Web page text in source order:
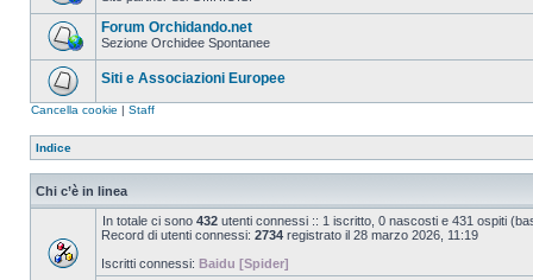
Forum Orchidando.net
Sezione Orchidee Spontanee
Siti e Associazioni Europee
Cancella cookie | Staff
Indice
Chi c’è in linea
In totale ci sono 432 utenti connessi :: 1 iscritto, 0 nascosti e 431 ospiti
Record di utenti connessi: 2734 registrato il 28 marzo 2026, 11:19
Iscritti connessi: Baidu [Spider]